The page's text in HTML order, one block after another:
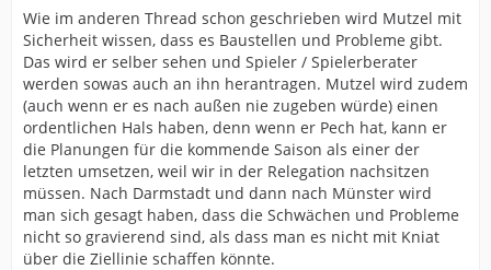
Wie im anderen Thread schon geschrieben wird Mutzel mit
Sicherheit wissen, dass es Baustellen und Probleme gibt.
Das wird er selber sehen und Spieler / Spielerberater
werden sowas auch an ihn herantragen. Mutzel wird zudem
(auch wenn er es nach außen nie zugeben würde) einen
ordentlichen Hals haben, denn wenn er Pech hat, kann er
die Planungen für die kommende Saison als einer der
letzten umsetzen, weil wir in der Relegation nachsitzen
müssen. Nach Darmstadt und dann nach Münster wird
man sich gesagt haben, dass die Schwächen und Probleme
nicht so gravierend sind, als dass man es nicht mit Kniat
über die Ziellinie schaffen könnte.